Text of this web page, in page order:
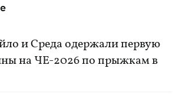
и Среда одержали первую
на ЧЕ-2026 по прыжкам в